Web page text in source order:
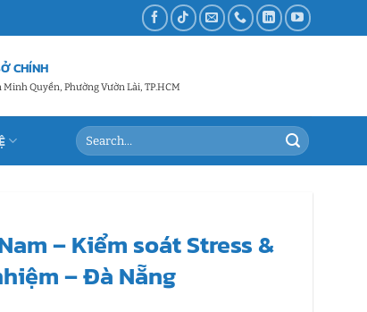
CHÍNH
Minh Quyền, Phường Vườn Lài, TP.HCM
– Kiểm soát Stress &
– Đà Nẵng